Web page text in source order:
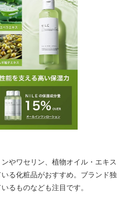
やワセリン、植物オイル・エキス
る化粧品がおすすめ。ブランド独
るものなども注目です。